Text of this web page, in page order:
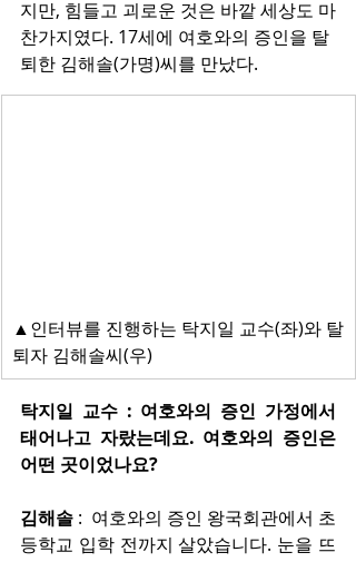
지만, 힘들고 괴로운 것은 바깥 세상도 마
찬가지였다. 17세에 여호와의 증인을 탈
퇴한 김해솔(가명)씨를 만났다.
▲인터뷰를 진행하는 탁지일 교수(좌)와 탈
퇴자 김해솔씨(우)
탁지일 교수 : 여호와의 증인 가정에서
태어나고 자랐는데요. 여호와의 증인은
어떤 곳이었나요?
김해솔 :  여호와의 증인 왕국회관에서 초
등학교 입학 전까지 살았습니다. 눈을 뜨